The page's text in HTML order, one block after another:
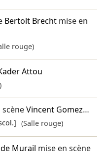
Bertolt Brechtmise en
rouge)
Attou
scèneVincent Gomez…
(Salle rouge)
Murail mise en scène